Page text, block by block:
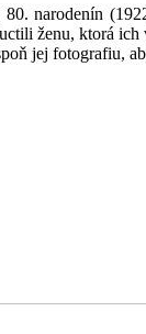
narodenín
ženu, ktorá
jej fotografiu,